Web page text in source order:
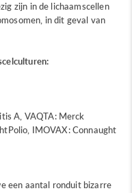
zijn in de lichaamscellen
in dit geval van
A, VAQTA: Merck
IMOVAX: Connaught
een aantal ronduit bizarre